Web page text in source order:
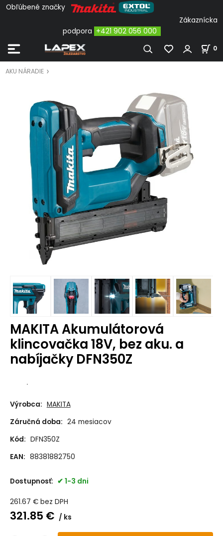
Obľúbené značky
Zákaznícka
podpora +421 902 056 000
0
AKU NÁRADIE
MAKITA Akumulátorová
klincovačka 18V, bez aku. a
nabíjačky DFN350Z
.
Výrobca: MAKITA
Záručná doba: 24 mesiacov
Kód: DFN350Z
EAN: 88381882750
Dostupnosť: 1-3 dni
261.67 € bez DPH
321.85 € ks